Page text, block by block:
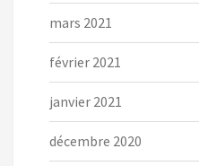
mars 2021
février 2021
janvier 2021
décembre 2020